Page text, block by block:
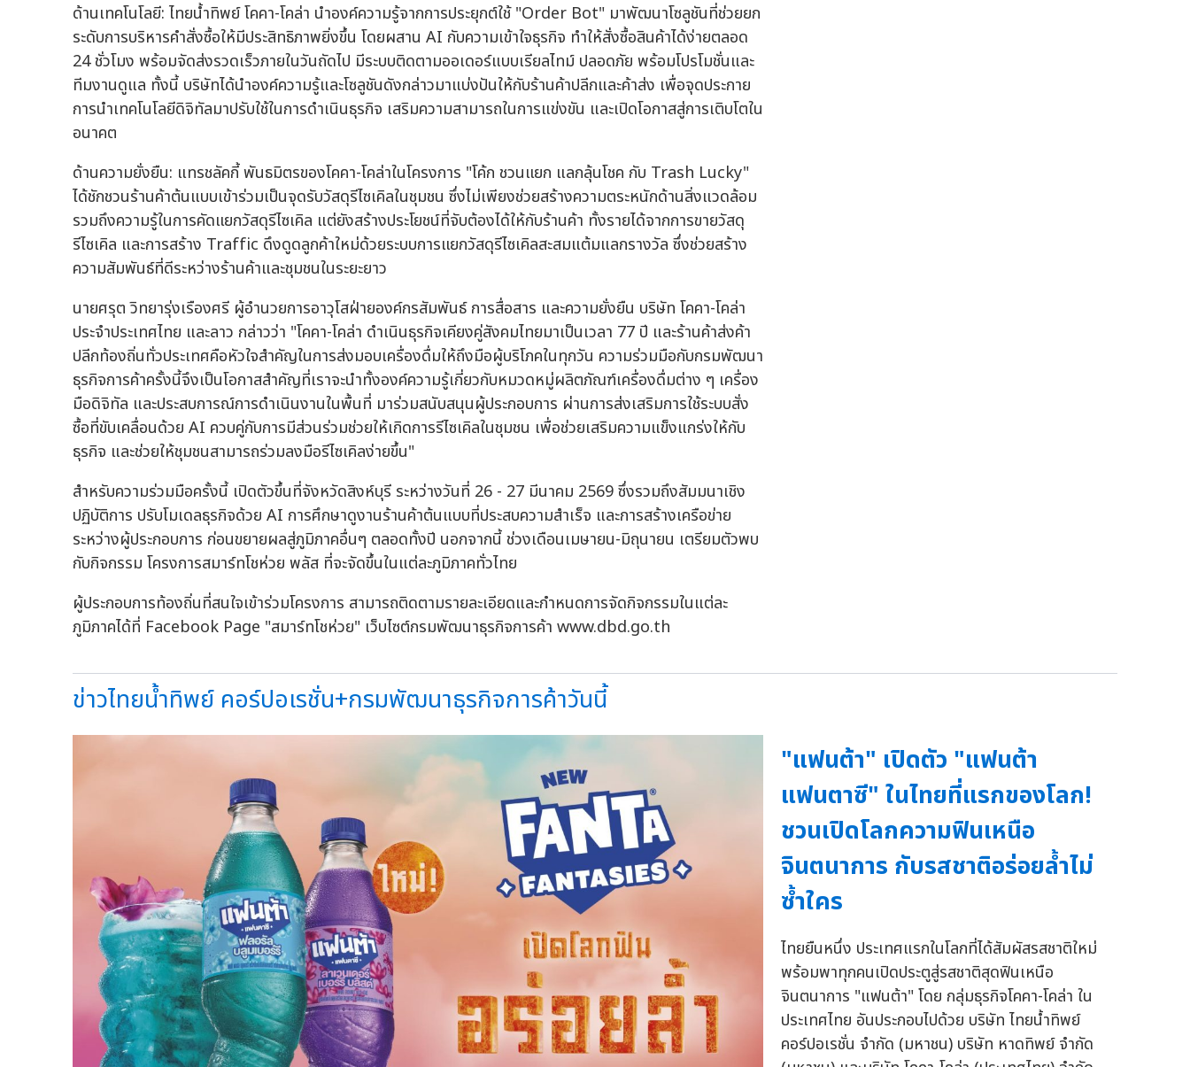
ด้านเทคโนโลยี: ไทยน้ำทิพย์ โคคา-โคล่า นำองค์ความรู้จากการประยุกต์ใช้ "Order Bot" มาพัฒนาโซลูชันที่ช่วยยก
ระดับการบริหารคำสั่งซื้อให้มีประสิทธิภาพยิ่งขึ้น โดยผสาน AI กับความเข้าใจธุรกิจ ทำให้สั่งซื้อสินค้าได้ง่ายตลอด
24 ชั่วโมง พร้อมจัดส่งรวดเร็วภายในวันถัดไป มีระบบติดตามออเดอร์แบบเรียลไทม์ ปลอดภัย พร้อมโปรโมชั่นและ
ทีมงานดูแล ทั้งนี้ บริษัทได้นำองค์ความรู้และโซลูชันดังกล่าวมาแบ่งปันให้กับร้านค้าปลีกและค้าส่ง เพื่อจุดประกาย
การนำเทคโนโลยีดิจิทัลมาปรับใช้ในการดำเนินธุรกิจ เสริมความสามารถในการแข่งขัน และเปิดโอกาสสู่การเติบโตใน
อนาคต
ด้านความยั่งยืน: แทรชลัคกี้ พันธมิตรของโคคา-โคล่าในโครงการ "โค้ก ชวนแยก แลกลุ้นโชค กับ Trash Lucky"
ได้ชักชวนร้านค้าต้นแบบเข้าร่วมเป็นจุดรับวัสดุรีไซเคิลในชุมชน ซึ่งไม่เพียงช่วยสร้างความตระหนักด้านสิ่งแวดล้อม
รวมถึงความรู้ในการคัดแยกวัสดุรีไซเคิล แต่ยังสร้างประโยชน์ที่จับต้องได้ให้กับร้านค้า ทั้งรายได้จากการขายวัสดุ
รีไซเคิล และการสร้าง Traffic ดึงดูดลูกค้าใหม่ด้วยระบบการแยกวัสดุรีไซเคิลสะสมแต้มแลกรางวัล ซึ่งช่วยสร้าง
ความสัมพันธ์ที่ดีระหว่างร้านค้าและชุมชนในระยะยาว
นายศรุต วิทยารุ่งเรืองศรี ผู้อำนวยการอาวุโสฝ่ายองค์กรสัมพันธ์ การสื่อสาร และความยั่งยืน บริษัท โคคา-โคล่า
ประจำประเทศไทย และลาว กล่าวว่า "โคคา-โคล่า ดำเนินธุรกิจเคียงคู่สังคมไทยมาเป็นเวลา 77 ปี และร้านค้าส่งค้า
ปลีกท้องถิ่นทั่วประเทศคือหัวใจสำคัญในการส่งมอบเครื่องดื่มให้ถึงมือผู้บริโภคในทุกวัน ความร่วมมือกับกรมพัฒนา
ธุรกิจการค้าครั้งนี้จึงเป็นโอกาสสำคัญที่เราจะนำทั้งองค์ความรู้เกี่ยวกับหมวดหมู่ผลิตภัณฑ์เครื่องดื่มต่าง ๆ เครื่อง
มือดิจิทัล และประสบการณ์การดำเนินงานในพื้นที่ มาร่วมสนับสนุนผู้ประกอบการ ผ่านการส่งเสริมการใช้ระบบสั่ง
ซื้อที่ขับเคลื่อนด้วย AI ควบคู่กับการมีส่วนร่วมช่วยให้เกิดการรีไซเคิลในชุมชน เพื่อช่วยเสริมความแข็งแกร่งให้กับ
ธุรกิจ และช่วยให้ชุมชนสามารถร่วมลงมือรีไซเคิลง่ายขึ้น"
สำหรับความร่วมมือครั้งนี้ เปิดตัวขึ้นที่จังหวัดสิงห์บุรี ระหว่างวันที่ 26 - 27 มีนาคม 2569 ซึ่งรวมถึงสัมมนาเชิง
ปฏิบัติการ ปรับโมเดลธุรกิจด้วย AI การศึกษาดูงานร้านค้าต้นแบบที่ประสบความสำเร็จ และการสร้างเครือข่าย
ระหว่างผู้ประกอบการ ก่อนขยายผลสู่ภูมิภาคอื่นๆ ตลอดทั้งปี นอกจากนี้ ช่วงเดือนเมษายน-มิถุนายน เตรียมตัวพบ
กับกิจกรรม โครงการสมาร์ทโชห่วย พลัส ที่จะจัดขึ้นในแต่ละภูมิภาคทั่วไทย
ผู้ประกอบการท้องถิ่นที่สนใจเข้าร่วมโครงการ สามารถติดตามรายละเอียดและกำหนดการจัดกิจกรรมในแต่ละ
ภูมิภาคได้ที่ Facebook Page "สมาร์ทโชห่วย" เว็บไซต์กรมพัฒนาธุรกิจการค้า www.dbd.go.th
ข่าวไทยน้ำทิพย์ คอร์ปอเรชั่น+กรมพัฒนาธุรกิจการค้าวันนี้
"แฟนต้า" เปิดตัว "แฟนต้า
แฟนตาซี" ในไทยที่แรกของโลก!
ชวนเปิดโลกความฟินเหนือ
จินตนาการ กับรสชาติอร่อยล้ำไม่
ซ้ำใคร
ไทยยืนหนึ่ง ประเทศแรกในโลกที่ได้สัมผัสรสชาติใหม่
พร้อมพาทุกคนเปิดประตูสู่รสชาติสุดฟินเหนือ
จินตนาการ "แฟนต้า" โดย กลุ่มธุรกิจโคคา-โคล่า ใน
ประเทศไทย อันประกอบไปด้วย บริษัท ไทยน้ำทิพย์
คอร์ปอเรชั่น จำกัด (มหาชน) บริษัท หาดทิพย์ จำกัด